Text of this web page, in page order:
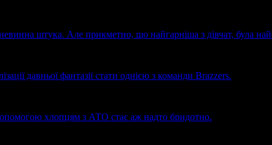
штука. Але прикметно, що найгарніша з дівчат, була
давньої фантазії стати однією з команди Brazzers.
хлопцям з АТО стає аж надто бридотно.